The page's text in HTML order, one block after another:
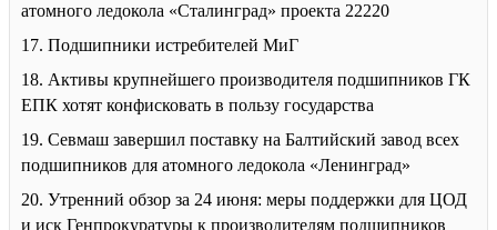
атомного ледокола «Сталинград» проекта 22220
17. Подшипники истребителей МиГ
18. Активы крупнейшего производителя подшипников ГК
ЕПК хотят конфисковать в пользу государства
19. Севмаш завершил поставку на Балтийский завод всех
подшипников для атомного ледокола «Ленинград»
20. Утренний обзор за 24 июня: меры поддержки для ЦОД
и иск Генпрокуратуры к производителям подшипников